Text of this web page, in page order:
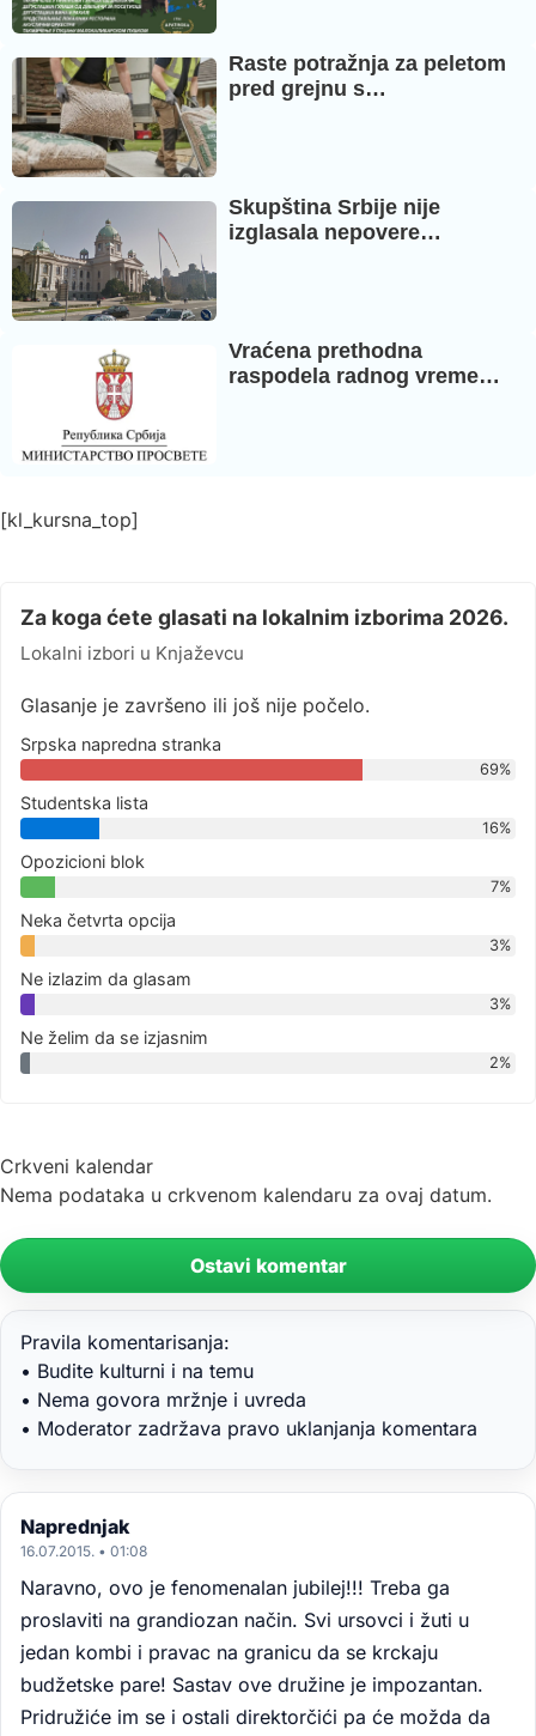
Raste potražnja za peletom
pred grejnu s…
Skupština Srbije nije
izglasala nepovere…
Vraćena prethodna
raspodela radnog vreme…
[kl_kursna_top]
Za koga ćete glasati na lokalnim izborima 2026.
Lokalni izbori u Knjaževcu
Glasanje je završeno ili još nije počelo.
Srpska napredna stranka
69%
Studentska lista
16%
Opozicioni blok
7%
Neka četvrta opcija
3%
Ne izlazim da glasam
3%
Ne želim da se izjasnim
2%
Crkveni kalendar
Nema podataka u crkvenom kalendaru za ovaj datum.
Ostavi komentar
Pravila komentarisanja:
• Budite kulturni i na temu
• Nema govora mržnje i uvreda
• Moderator zadržava pravo uklanjanja komentara
Naprednjak
16.07.2015. • 01:08
Naravno, ovo je fenomenalan jubilej!!! Treba ga
proslaviti na grandiozan način. Svi ursovci i žuti u
jedan kombi i pravac na granicu da se krckaju
budžetske pare! Sastav ove družine je impozantan.
Pridružiće im se i ostali direktorčići pa će možda da